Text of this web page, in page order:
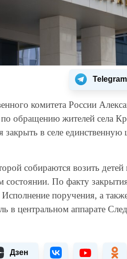
Telegram
комитета России
по обращению жителей села
закрыть в селе единственную
собираются возить детей
состоянии. По факту
поручения, а
в центральном аппарате
Дзен